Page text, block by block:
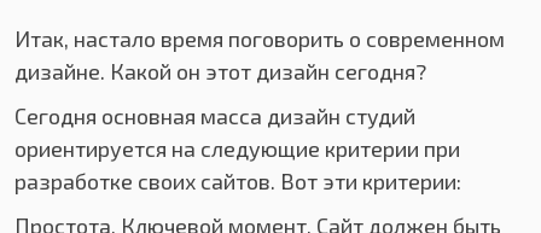
Итак, настало время поговорить о современном
дизайне. Какой он этот дизайн сегодня?
Сегодня основная масса дизайн студий
ориентируется на следующие критерии при
разработке своих сайтов. Вот эти критерии:
Простота. Ключевой момент. Сайт должен быть